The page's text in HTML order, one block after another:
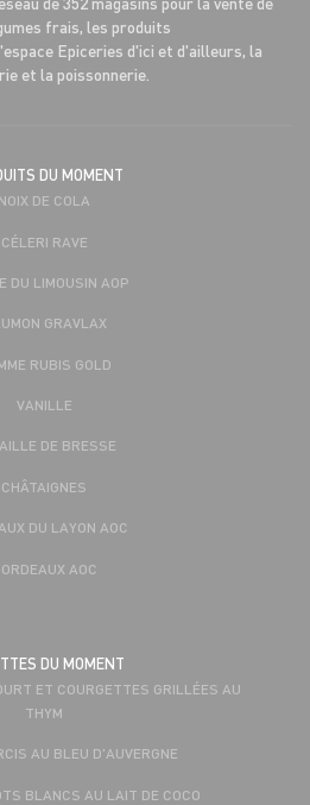
frais, les produits
Epiceries d'ici et d'ailleurs, la
et la poissonnerie.
DU MOMENT
NOIX DE COLA
CÉLERI RAVE
DU LIMOUSIN AOP
GRAVLAX
RUBIS GOLD
VANILLE
DE BRESSE
CHÂTAIGNES
DU LAYON AOC
AOC
DU MOMENT
ET COURGETTES GRILLÉES AU
THYM
AU BLEU D'AUVERGNE
BLANCS AU LAIT DE COCO